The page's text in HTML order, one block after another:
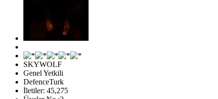
SKYWOLF
Genel Yetkili
DefenceTurk
İletiler: 45,275